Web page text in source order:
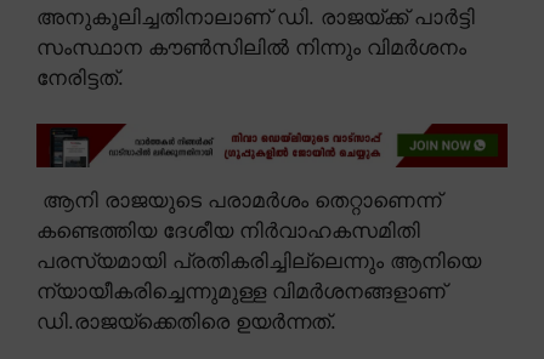
അനുകൂലിച്ചതിനാലാണ് ഡി. രാജയ്ക്ക് പാർട്ടി
സംസ്ഥാന കൗൺസിലിൽ നിന്നും വിമർശനം
നേരിട്ടത്.
ആനി രാജയുടെ പരാമർശം തെറ്റാണെന്ന്
കണ്ടെത്തിയ ദേശീയ നിർവാഹകസമിതി
പരസ്യമായി പ്രതികരിച്ചില്ലെന്നും ആനിയെ
ന്യായീകരിച്ചെന്നുമുള്ള വിമർശനങ്ങളാണ്
ഡി.രാജയ്ക്കെതിരെ ഉയർന്നത്.